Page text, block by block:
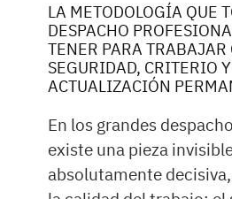
LA METODOLOGÍA QUE
DESPACHO
TENER PARA TRABAJAR
SEGURIDAD, CRITERIO Y
ACTUALIZACIÓN
En los grandes
existe una pieza
absolutamente